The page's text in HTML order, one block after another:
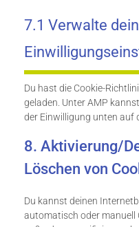
7.1 Verwalte
Du hast die Cookie-
geladen. Unter AMP
der Einwilligung unten auf
8. Aktivierung/
Löschen von
Du kannst deinen
automatisch oder manuell